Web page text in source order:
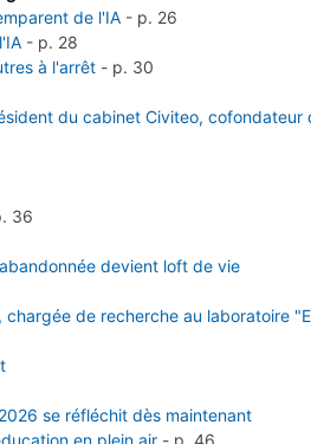
de l'IA- p. 26
- p. 28
à l'arrêt- p. 30
du cabinet Civiteo, cofondateur
36
devient loft de vie
chargée de recherche au laboratoire
se réfléchit dès maintenant